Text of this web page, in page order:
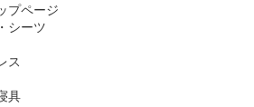
プページ
シーツ
ス
具